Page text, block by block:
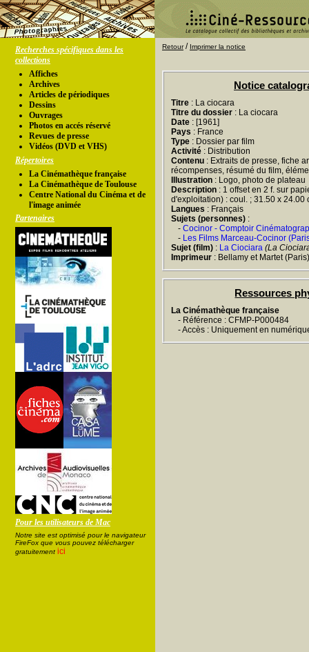
Recherches spécifiques dans les
collections
Affiches
Archives
Articles de périodiques
Dessins
Ouvrages
Photos en accés réservé
Revues de presse
Vidéos (DVD et VHS)
Répertoires
La Cinémathèque française
La Cinémathèque de Toulouse
Centre National du Cinéma et de
l'image animée
Partenaires
Pour les utilisateurs de Mac
Notre site est optimisé pour le navigateur
FireFox que vous pouvez télécharger
gratuitement ici
Retour/ Imprimer la notice
Notice
Titre : La ciocara
Titre du dossier : La ciocara
Date : [1961]
Pays : France
Type : Dossier par film
Activité : Distribution
Contenu : Extraits de presse, fiche
récompenses, résumé du film,
Illustration : Logo, photo de plateau
Description : 1 offset en 2 f. sur
d'exploitation) : coul. ; 31.50 x 24.00
Langues : Français
Sujets (personnes) :
- Cocinor - Comptoir
- Les Films Marceau-Cocinor
Sujet (film) : La Ciociara (La
Imprimeur : Bellamy et Martet (Paris)
Ressources
La Cinémathèque française
- Référence : CFMP-P000484
- Accès : Uniquement en